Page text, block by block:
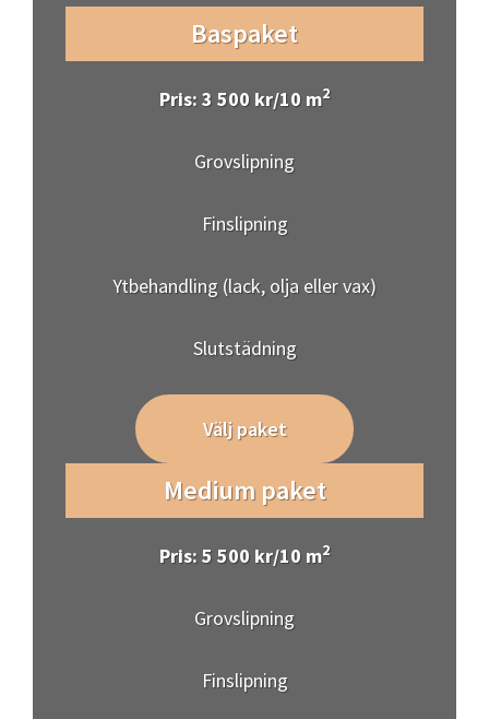
Baspaket
Pris: 3 500 kr/10 m2
Grovslipning
Finslipning
Ytbehandling (lack, olja eller vax)
Slutstädning
Välj paket
Medium paket
Pris: 5 500 kr/10 m2
Grovslipning
Finslipning